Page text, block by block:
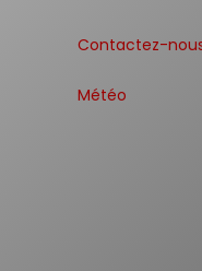
Contactez-
Météo